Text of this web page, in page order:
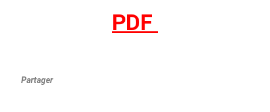
PDF
Partager